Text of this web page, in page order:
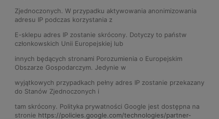
Zjednoczonych. W przypadku aktywowania anonimizowania
adresu IP podczas korzystania z
E-sklepu adres IP zostanie skrócony. Dotyczy to państw
członkowskich Unii Europejskiej lub
innych będących stronami Porozumienia o Europejskim
Obszarze Gospodarczym. Jedynie w
wyjątkowych przypadkach pełny adres IP zostanie przekazany
do Stanów Zjednoczonych i
tam skrócony. Polityka prywatności Google jest dostępna na
stronie https://policies.google.com/technologies/partner-